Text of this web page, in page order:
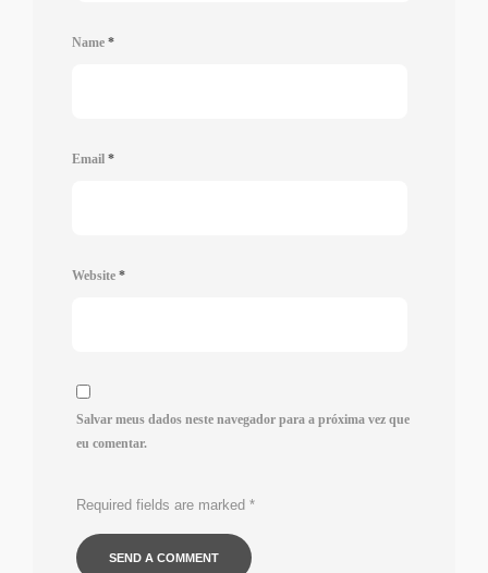
Name *
Email *
Website *
Salvar meus dados neste navegador para a próxima vez que
eu comentar.
Required fields are marked *